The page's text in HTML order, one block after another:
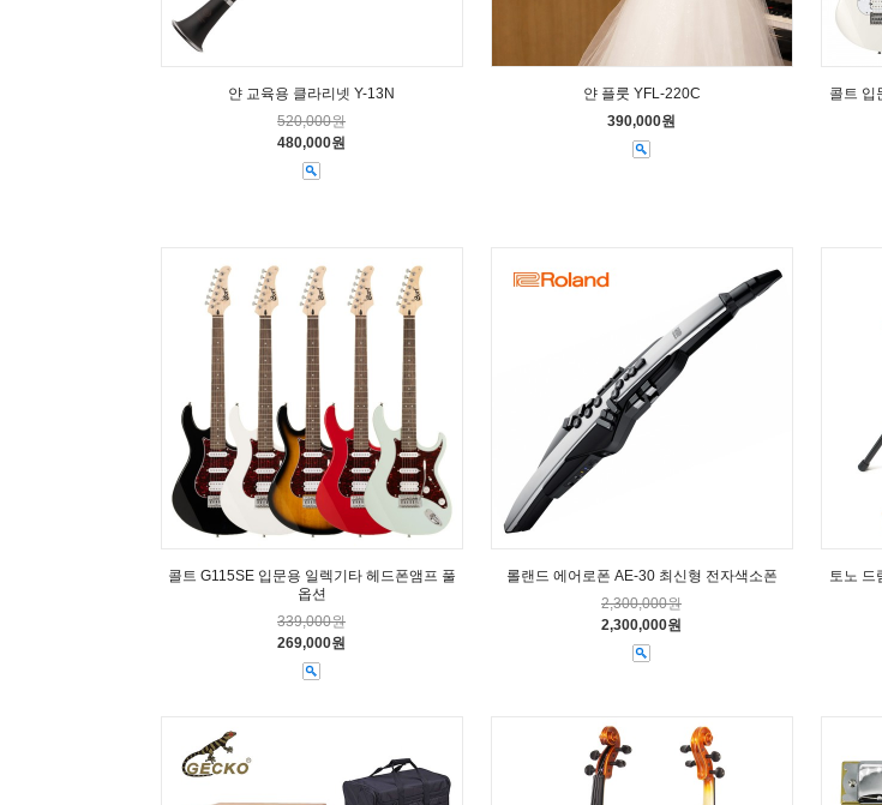
얀 교육용 클라리넷 Y-13N
520,000원
480,000원
얀 플룻 YFL-220C
390,000원
콜트 입
콜트 G115SE 입문용 일렉기타 헤드폰앰프 풀
옵션
339,000원
269,000원
롤랜드 에어로폰 AE-30 최신형 전자색소폰
2,300,000원
2,300,000원
토노 드